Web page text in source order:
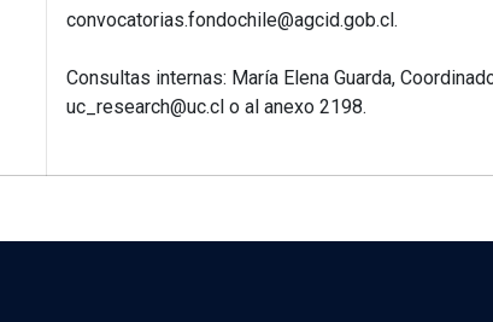
convocatorias.fondochile@agcid.gob.cl.
Consultas internas: María Elena Guarda,
uc_research@uc.cl o al anexo 2198.